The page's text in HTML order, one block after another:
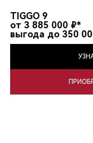
CHERY И СПОРТ
НАШИ МЕРОПРИЯТИЯ
TIGGO 9
от 3 885 000 ₽*
выгода до 350